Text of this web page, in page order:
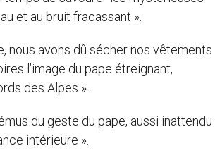
et au bruit fracassant ».
nous avons dû sécher nos vêtements
l’image du pape étreignant,
des Alpes ».
du geste du pape, aussi inattendu
intérieure ».